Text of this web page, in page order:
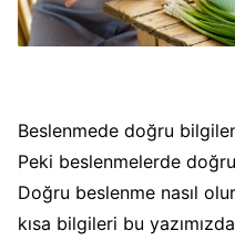
Beslenmede doğru
Peki beslenmelerde
Doğru beslenme nasıl
kısa bilgileri bu